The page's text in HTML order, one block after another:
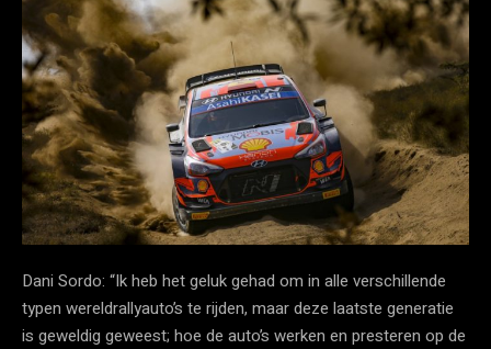
Dani Sordo: “Ik heb het geluk gehad om in alle verschillende
typen wereldrallyauto’s te rijden, maar deze laatste generatie
is geweldig geweest; hoe de auto’s werken en presteren op de